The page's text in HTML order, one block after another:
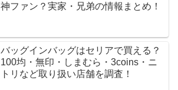
神ファン？実家・兄弟の情報まとめ！
バッグインバッグはセリアで買える？
100均・無印・しまむら・3coins・ニ
トリなど取り扱い店舗を調査！